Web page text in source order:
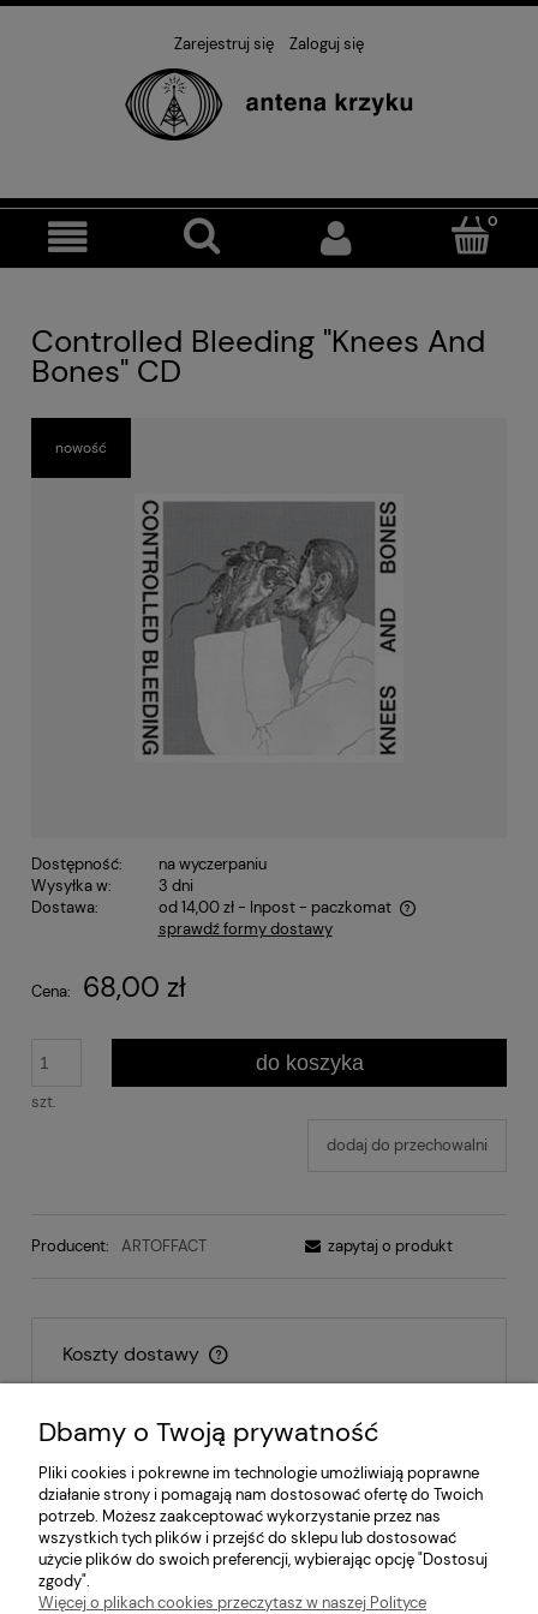
Zarejestruj się Zaloguj się
Controlled Bleeding "Knees And
Bones" CD
nowość
Dostępność:
na wyczerpaniu
Wysyłka w:
3 dni
Dostawa:
od 14,00 zł - Inpost - paczkomat
Cena nie zawiera ewentualnych kosztów płatności
sprawdź formy dostawy
Cena: 68,00 zł
szt.
do koszyka
dodaj do przechowalni
Producent: ARTOFFACT zapytaj o produkt
Koszty dostawy
Cena nie zawiera ewentualnych kosztów płatności
Inpost - paczkomat
Inpost - kurier 17,00 zł
Odbiór osobisty 0,00 zł
Dbamy o Twoją prywatność
Pliki cookies i pokrewne im technologie umożliwiają poprawne
działanie strony i pomagają nam dostosować ofertę do Twoich
potrzeb. Możesz zaakceptować wykorzystanie przez nas
wszystkich tych plików i przejść do sklepu lub dostosować
użycie plików do swoich preferencji, wybierając opcję "Dostosuj
zgody".
Więcej o plikach cookies przeczytasz w naszej Polityce